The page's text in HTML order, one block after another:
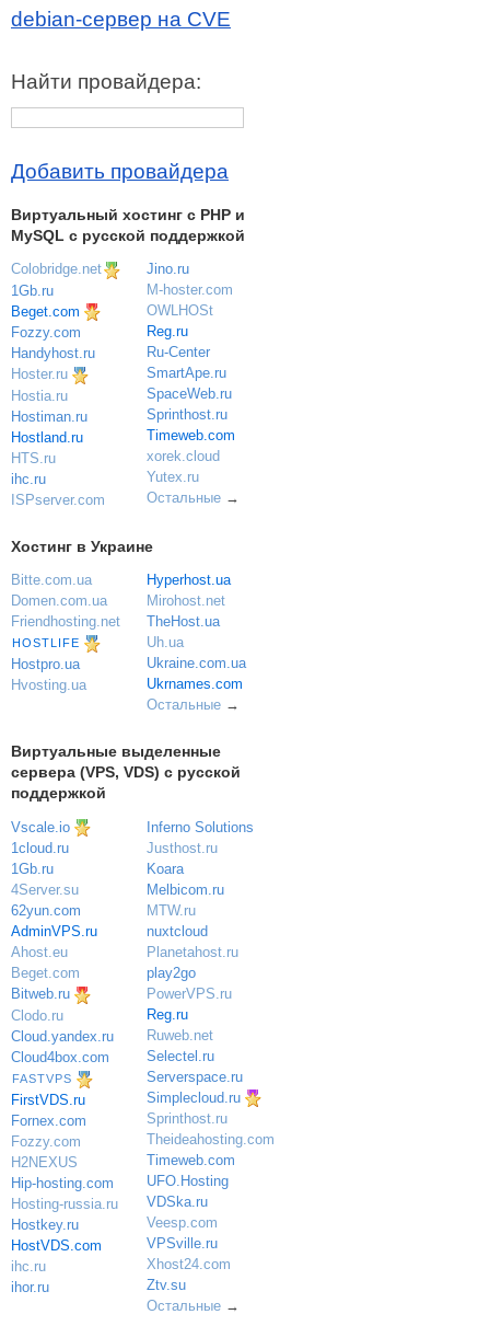
debian-сервер на CVE
Найти провайдера:
Добавить провайдера
Виртуальный хостинг c PHP и
MySQL с русской поддержкой
Colobridge.net
1Gb.ru
Beget.com
Fozzy.com
Handyhost.ru
Hoster.ru
Hostia.ru
Hostiman.ru
Hostland.ru
HTS.ru
ihc.ru
ISPserver.com
Jino.ru
M-hoster.com
OWLHOSt
Reg.ru
Ru-Center
SmartApe.ru
SpaceWeb.ru
Sprinthost.ru
Timeweb.com
xorek.cloud
Yutex.ru
Остальные→
Хостинг в Украине
Bitte.com.ua
Domen.com.ua
Friendhosting.net
HOSTLIFE
Hostpro.ua
Hvosting.ua
Hyperhost.ua
Mirohost.net
TheHost.ua
Uh.ua
Ukraine.com.ua
Ukrnames.com
Остальные→
Виртуальные выделенные
сервера (VPS, VDS) с русской
поддержкой
Vscale.io
1cloud.ru
1Gb.ru
4Server.su
62yun.com
AdminVPS.ru
Ahost.eu
Beget.com
Bitweb.ru
Clodo.ru
Cloud.yandex.ru
Cloud4box.com
FASTVPS
FirstVDS.ru
Fornex.com
Fozzy.com
H2NEXUS
Hip-hosting.com
Hosting-russia.ru
Hostkey.ru
HostVDS.com
ihc.ru
ihor.ru
Inferno Solutions
Justhost.ru
Koara
Melbicom.ru
MTW.ru
nuxtcloud
Planetahost.ru
play2go
PowerVPS.ru
Reg.ru
Ruweb.net
Selectel.ru
Serverspace.ru
Simplecloud.ru
Sprinthost.ru
Theideahosting.com
Timeweb.com
UFO.Hosting
VDSka.ru
Veesp.com
VPSville.ru
Xhost24.com
Ztv.su
Остальные→